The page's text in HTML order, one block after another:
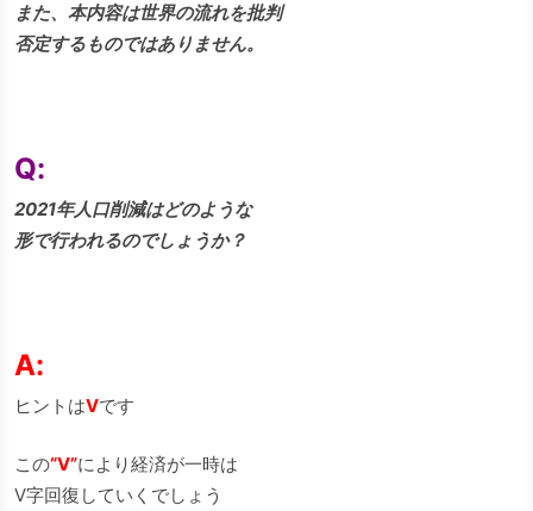
また、本内容は世界の流れを批判
否定するものではありません。
Q:
2021年人口削減はどのような
形で行われるのでしょうか？
A:
ヒントはVです
この“V”により経済が一時は
V字回復していくでしょう